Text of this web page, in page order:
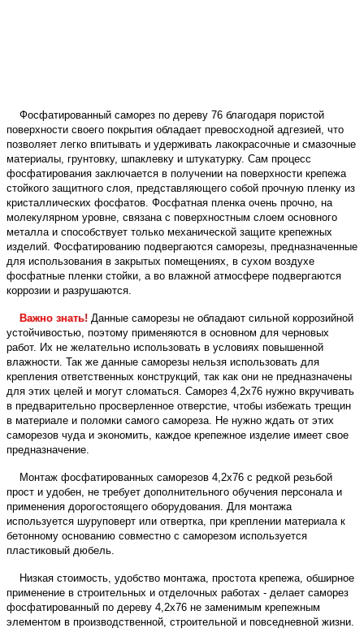
Фосфатированный саморез по дереву 76 благодаря пористой
поверхности своего покрытия обладает превосходной адгезией, что
позволяет легко впитывать и удерживать лакокрасочные и смазочные
материалы, грунтовку, шпаклевку и штукатурку. Сам процесс
фосфатирования заключается в получении на поверхности крепежа
стойкого защитного слоя, представляющего собой прочную пленку из
кристаллических фосфатов. Фосфатная пленка очень прочно, на
молекулярном уровне, связана с поверхностным слоем основного
металла и способствует только механической защите крепежных
изделий. Фосфатированию подвергаются саморезы, предназначенные
для использования в закрытых помещениях, в сухом воздухе
фосфатные пленки стойки, а во влажной атмосфере подвергаются
коррозии и разрушаются.
Важно знать! Данные саморезы не обладают сильной коррозийной
устойчивостью, поэтому применяются в основном для черновых
работ. Их не желательно использовать в условиях повышенной
влажности. Так же данные саморезы нельзя использовать для
крепления ответственных конструкций, так как они не предназначены
для этих целей и могут сломаться. Саморез 4,2х76 нужно вкручивать
в предварительно просверленное отверстие, чтобы избежать трещин
в материале и поломки самого самореза. Не нужно ждать от этих
саморезов чуда и экономить, каждое крепежное изделие имеет свое
предназначение.
Монтаж фосфатированных саморезов 4,2х76 с редкой резьбой
прост и удобен, не требует дополнительного обучения персонала и
применения дорогостоящего оборудования. Для монтажа
используется шуруповерт или отвертка, при креплении материала к
бетонному основанию совместно с саморезом используется
пластиковый дюбель.
Низкая стоимость, удобство монтажа, простота крепежа, обширное
применение в строительных и отделочных работах - делает саморез
фосфатированный по дереву 4,2х76 не заменимым крепежным
элементом в производственной, строительной и повседневной жизни.